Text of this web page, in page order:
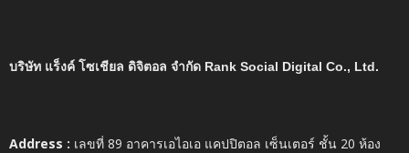
บริษัท แร็งค์ โซเชียล ดิจิตอล จำกัด Rank Social Digital Co., Ltd.
Address : เลขที่ 89 อาคารเอไอเอ แคปปิตอล เซ็นเตอร์ ชั้น 20 ห้อง